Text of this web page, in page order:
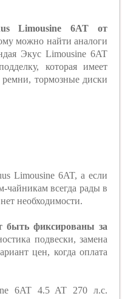
Limousine 6AT от
можно найти аналоги
Экус Limousine 6AT
которая имеет
тормозные диски
Limousine 6AT, а если
чайникам всегда рады в
необходимости.
быть фиксированы за
подвески, замена
цен, когда оплата
6AT 4.5 AT 270 л.с.